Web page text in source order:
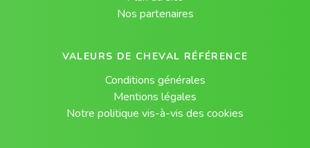
Nos partenaires
VALEURS DE CHEVAL RÉFÉRENCE
Conditions générales
Mentions légales
Notre politique vis-à-vis des cookies